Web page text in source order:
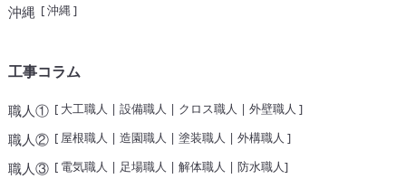
沖縄 [沖縄]
工事コラム
職人①[ 大工職人 | 設備職人 | クロス職人 | 外壁職人 ]
職人②[ 屋根職人 | 造園職人 | 塗装職人 | 外構職人 ]
職人③[ 電気職人 | 足場職人 | 解体職人 | 防水職人]